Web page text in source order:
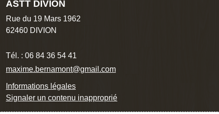
ASTT DIVION
Rue du 19 Mars 1962
62460 DIVION
Tél. : 06 84 36 54 41
maxime.bernamont@gmail.com
Informations légales
Signaler un contenu inapproprié